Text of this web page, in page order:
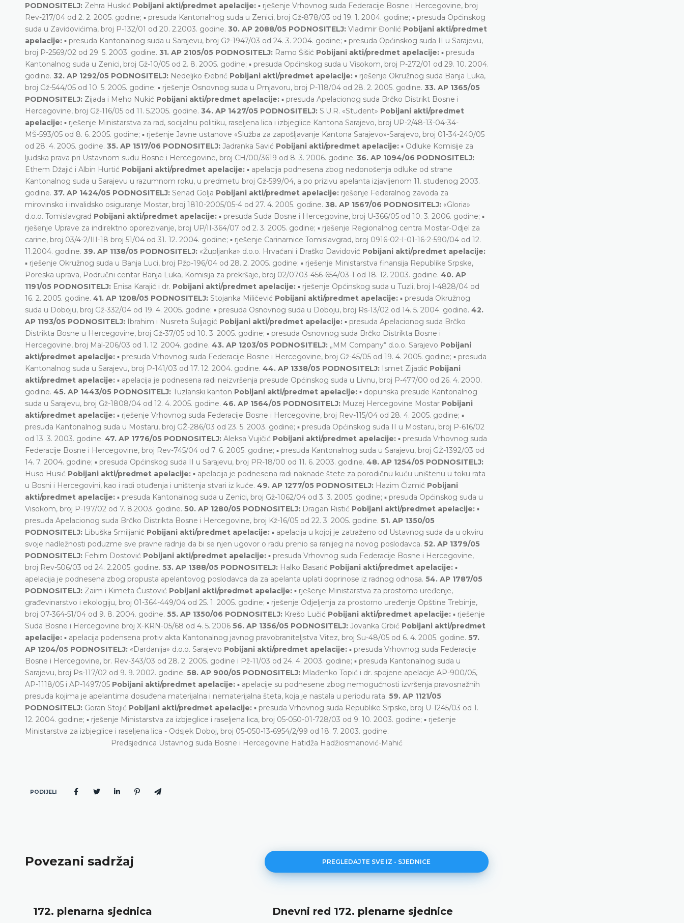
PODNOSITELJ: Zehra Huskić Pobijani akti/predmet apelacije: ▪ rješenje Vrhovnog suda Federacije Bosne i Hercegovine, broj
Rev-217/04 od 2. 2. 2005. godine; ▪ presuda Kantonalnog suda u Zenici, broj Gž-878/03 od 19. 1. 2004. godine; ▪ presuda Općinskog
suda u Zavidovićima, broj P-132/01 od 20. 2.2003. godine. 30. AP 2088/05 PODNOSITELJ: Vladimir Đonlić Pobijani akti/predmet
apelacije: ▪ presuda Kantonalnog suda u Sarajevu, broj Gž-1947/03 od 24. 3. 2004. godine; ▪ presuda Općinskog suda II u Sarajevu,
broj P-2569/02 od 29. 5. 2003. godine. 31. AP 2105/05 PODNOSITELJ: Ramo Šišić Pobijani akti/predmet apelacije: ▪ presuda
Kantonalnog suda u Zenici, broj Gž-10/05 od 2. 8. 2005. godine; ▪ presuda Općinskog suda u Visokom, broj P-272/01 od 29. 10. 2004.
godine. 32. AP 1292/05 PODNOSITELJ: Nedeljko Đebrić Pobijani akti/predmet apelacije: ▪ rješenje Okružnog suda Banja Luka,
broj Gž-544/05 od 10. 5. 2005. godine; ▪ rješenje Osnovnog suda u Prnjavoru, broj P-118/04 od 28. 2. 2005. godine. 33. AP 1365/05
PODNOSITELJ: Zijada i Meho Nukić Pobijani akti/predmet apelacije: ▪ presuda Apelacionog suda Brčko Distrikt Bosne i
Hercegovine, broj Gž-116/05 od 11. 5.2005. godine. 34. AP 1427/05 PODNOSITELJ: S.U.R. «Student» Pobijani akti/predmet
apelacije: ▪ rješenje Ministarstva za rad, socijalnu politiku, raseljena lica i izbjeglice Kantona Sarajevo, broj UP-2/48-13-04-34-
MŠ-593/05 od 8. 6. 2005. godine; ▪ rješenje Javne ustanove «Služba za zapošljavanje Kantona Sarajevo»-Sarajevo, broj 01-34-240/05
od 28. 4. 2005. godine. 35. AP 1517/06 PODNOSITELJ: Jadranka Savić Pobijani akti/predmet apelacije: ▪ Odluke Komisije za
ljudska prava pri Ustavnom sudu Bosne i Hercegovine, broj CH/00/3619 od 8. 3. 2006. godine. 36. AP 1094/06 PODNOSITELJ:
Ethem Džajić i Albin Hurtić Pobijani akti/predmet apelacije: ▪ apelacija podnesena zbog nedonošenja odluke od strane
Kantonalnog suda u Sarajevu u razumnom roku, u predmetu broj Gž-599/04, a po prizivu apelanta izjavljenom 11. studenog 2003.
godine. 37. AP 1424/05 PODNOSITELJ: Senad Golja Pobijani akti/predmet apelacije: rješenje Federalnog zavoda za
mirovinsko i invalidsko osiguranje Mostar, broj 1810-2005/05-4 od 27. 4. 2005. godine. 38. AP 1567/06 PODNOSITELJ: «Gloria»
d.o.o. Tomislavgrad Pobijani akti/predmet apelacije: ▪ presuda Suda Bosne i Hercegovine, broj U-366/05 od 10. 3. 2006. godine; ▪
rješenje Uprave za indirektno oporezivanje, broj UP/II-364/07 od 2. 3. 2005. godine; ▪ rješenje Regionalnog centra Mostar-Odjel za
carine, broj 03/4-2/III-18 broj 51/04 od 31. 12. 2004. godine; ▪ rješenje Carinarnice Tomislavgrad, broj 0916-02-I-01-16-2-590/04 od 12.
11.2004. godine. 39. AP 1138/05 PODNOSITELJ: «Župljanka» d.o.o. Hrvaćani i Draško Davidović Pobijani akti/predmet apelacije:
▪ rješenje Okružnog suda u Banja Luci, broj Pžp-196/04 od 28. 2. 2005. godine; ▪ rješenje Ministarstva finansija Republike Srpske,
Poreska uprava, Područni centar Banja Luka, Komisija za prekršaje, broj 02/0703-456-654/03-1 od 18. 12. 2003. godine. 40. AP
1191/05 PODNOSITELJ: Enisa Karajić i dr. Pobijani akti/predmet apelacije: ▪ rješenje Općinskog suda u Tuzli, broj I-4828/04 od
16. 2. 2005. godine. 41. AP 1208/05 PODNOSITELJ: Stojanka Miličević Pobijani akti/predmet apelacije: ▪ presuda Okružnog
suda u Doboju, broj Gž-332/04 od 19. 4. 2005. godine; ▪ presuda Osnovnog suda u Doboju, broj Rs-13/02 od 14. 5. 2004. godine. 42.
AP 1193/05 PODNOSITELJ: Ibrahim i Nusreta Suljagić Pobijani akti/predmet apelacije: ▪ presuda Apelacionog suda Brčko
Distrikta Bosne u Hercegovine, broj Gž-37/05 od 10. 3. 2005. godine; ▪ presuda Osnovnog suda Brčko Distrikta Bosne i
Hercegovine, broj Mal-206/03 od 1. 12. 2004. godine. 43. AP 1203/05 PODNOSITELJ: „MM Company“ d.o.o. Sarajevo Pobijani
akti/predmet apelacije: ▪ presuda Vrhovnog suda Federacije Bosne i Hercegovine, broj Gž-45/05 od 19. 4. 2005. godine; ▪ presuda
Kantonalnog suda u Sarajevu, broj P-141/03 od 17. 12. 2004. godine. 44. AP 1338/05 PODNOSITELJ: Ismet Zijadić Pobijani
akti/predmet apelacije: ▪ apelacija je podnesena radi neizvršenja presude Općinskog suda u Livnu, broj P-477/00 od 26. 4. 2000.
godine. 45. AP 1443/05 PODNOSITELJ: Tuzlanski kanton Pobijani akti/predmet apelacije: ▪ dopunska presude Kantonalnog
suda u Sarajevu, broj Gž-1808/04 od 12. 4. 2005. godine. 46. AP 1564/05 PODNOSITELJ: Muzej Hercegovine Mostar Pobijani
akti/predmet apelacije: ▪ rješenje Vrhovnog suda Federacije Bosne i Hercegovine, broj Rev-115/04 od 28. 4. 2005. godine; ▪
presuda Kantonalnog suda u Mostaru, broj GŽ-286/03 od 23. 5. 2003. godine; ▪ presuda Općinskog suda II u Mostaru, broj P-616/02
od 13. 3. 2003. godine. 47. AP 1776/05 PODNOSITELJ: Aleksa Vujičić Pobijani akti/predmet apelacije: ▪ presuda Vrhovnog suda
Federacije Bosne i Hercegovine, broj Rev-745/04 od 7. 6. 2005. godine; ▪ presuda Kantonalnog suda u Sarajevu, broj GŽ-1392/03 od
14. 7. 2004. godine; ▪ presuda Općinskog suda II u Sarajevu, broj PR-18/00 od 11. 6. 2003. godine. 48. AP 1254/05 PODNOSITELJ:
Huso Husić Pobijani akti/predmet apelacije: ▪ apelacija je podnesena radi naknade štete za porodičnu kuću uništenu u toku rata
u Bosni i Hercegovini, kao i radi otuđenja i uništenja stvari iz kuće. 49. AP 1277/05 PODNOSITELJ: Hazim Čizmić Pobijani
akti/predmet apelacije: ▪ presuda Kantonalnog suda u Zenici, broj Gž-1062/04 od 3. 3. 2005. godine; ▪ presuda Općinskog suda u
Visokom, broj P-197/02 od 7. 8.2003. godine. 50. AP 1280/05 PODNOSITELJ: Dragan Ristić Pobijani akti/predmet apelacije: ▪
presuda Apelacionog suda Brčko Distrikta Bosne i Hercegovine, broj Kž-16/05 od 22. 3. 2005. godine. 51. AP 1350/05
PODNOSITELJ: Libuška Smiljanić Pobijani akti/predmet apelacije: ▪ apelacija u kojoj je zatraženo od Ustavnog suda da u okviru
svoje nadležnosti poduzme sve pravne radnje da bi se njen ugovor o radu prenio sa ranijeg na novog poslodavca. 52. AP 1379/05
PODNOSITELJ: Fehim Dostović Pobijani akti/predmet apelacije: ▪ presuda Vrhovnog suda Federacije Bosne i Hercegovine,
broj Rev-506/03 od 24. 2.2005. godine. 53. AP 1388/05 PODNOSITELJ: Halko Basarić Pobijani akti/predmet apelacije: ▪
apelacija je podnesena zbog propusta apelantovog poslodavca da za apelanta uplati doprinose iz radnog odnosa. 54. AP 1787/05
PODNOSITELJ: Zaim i Kimeta Ćustović Pobijani akti/predmet apelacije: ▪ rješenje Ministarstva za prostorno uređenje,
građevinarstvo i ekologiju, broj 01-364-449/04 od 25. 1. 2005. godine; ▪ rješenje Odjeljenja za prostorno uređenje Opštine Trebinje,
broj 07-364-51/04 od 9. 8. 2004. godine. 55. AP 1350/06 PODNOSITELJ: Krešo Lučić Pobijani akti/predmet apelacije: ▪ rješenje
Suda Bosne i Hercegovine broj X-KRN-05/68 od 4. 5. 2006 56. AP 1356/05 PODNOSITELJ: Jovanka Grbić Pobijani akti/predmet
apelacije: ▪ apelacija podensena protiv akta Kantonalnog javnog pravobraniteljstva Vitez, broj Su-48/05 od 6. 4. 2005. godine. 57.
AP 1204/05 PODNOSITELJ: «Dardanija» d.o.o. Sarajevo Pobijani akti/predmet apelacije: ▪ presuda Vrhovnog suda Federacije
Bosne i Hercegovine, br. Rev-343/03 od 28. 2. 2005. godine i Pž-11/03 od 24. 4. 2003. godine; ▪ presuda Kantonalnog suda u
Sarajevu, broj Ps-117/02 od 9. 9. 2002. godine. 58. AP 900/05 PODNOSITELJ: Mlađenko Topić i dr. spojene apelacije AP-900/05,
AP-1118/05 i AP-1497/05 Pobijani akti/predmet apelacije: ▪ apelacije su podnesene zbog nemogućnosti izvršenja pravosnažnih
presuda kojima je apelantima dosuđena materijalna i nematerijalna šteta, koja je nastala u periodu rata. 59. AP 1121/05
PODNOSITELJ: Goran Stojić Pobijani akti/predmet apelacije: ▪ presuda Vrhovnog suda Republike Srpske, broj U-1245/03 od 1.
12. 2004. godine; ▪ rješenje Ministarstva za izbjeglice i raseljena lica, broj 05-050-01-728/03 od 9. 10. 2003. godine; ▪ rješenje
Ministarstva za izbjeglice i raseljena lica - Odsjek Doboj, broj 05-050-13-6954/2/99 od 18. 7. 2003. godine.
Predsjednica Ustavnog suda Bosne i Hercegovine Hatidža Hadžiosmanović-Mahić
PODIJELI
Povezani sadržaj PREGLEDAJTE SVE IZ - SJEDNICE
Dnevni red 172. plenarne sjednice 171. plenarna sjednica